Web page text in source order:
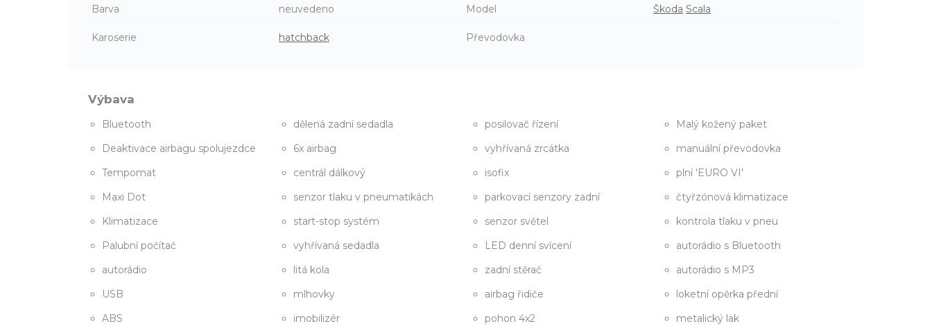
Barva neuvedeno Model Škoda Scala
Karoserie hatchback Převodovka
Výbava
Bluetooth
Deaktivace airbagu spolujezdce
Tempomat
Maxi Dot
Klimatizace
Palubní počítač
autorádio
USB
ABS
dělená zadní sedadla
6x airbag
centrál dálkový
senzor tlaku v pneumatikách
start-stop systém
vyhřívaná sedadla
litá kola
mlhovky
imobilizér
posilovač řízení
vyhřívaná zrcátka
isofix
parkovací senzory zadní
senzor světel
LED denní svícení
zadní stěrač
airbag řidiče
pohon 4x2
Malý kožený paket
manuální převodovka
plní 'EURO VI'
čtyřzónová klimatizace
kontrola tlaku v pneu
autorádio s Bluetooth
autorádio s MP3
loketní opěrka přední
metalický lak